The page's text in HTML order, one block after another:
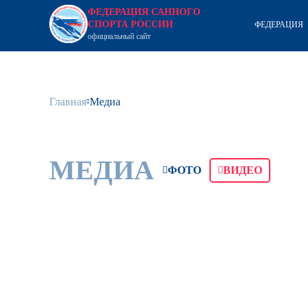
ФЕДЕРАЦИЯ САННОГО
СПОРТА РОССИИ
официальный сайт
ФЕДЕРАЦИЯ
Главная Медиа
МЕДИА ФОТО ВИДЕО